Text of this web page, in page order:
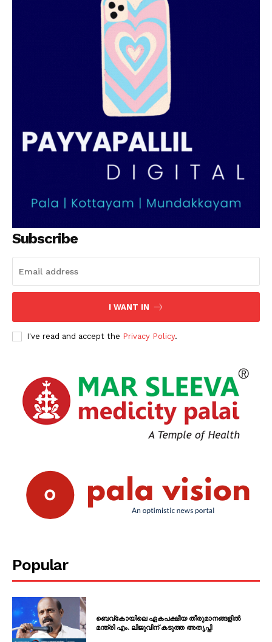
PALA VISION
Subscribe
I WANT IN
I've read and accept the Privacy Policy.
Popular
ബെവ്കോയിലെ ഏകപക്ഷീയ തീരുമാനങ്ങളിൽ
മന്ത്രി എം. ലിജുവിന് കടുത്ത അതൃപ്തി